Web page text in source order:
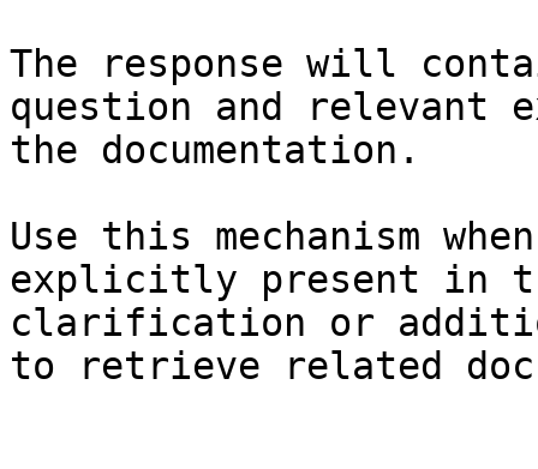
The response will
question and relevant
the documentation.
Use this mechanism
explicitly present in
clarification or